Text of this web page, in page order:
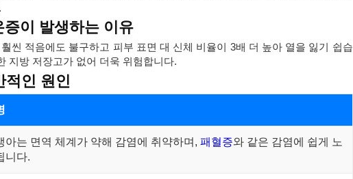
이 발생하는 이유
씬 적음에도 불구하고 피부 표면 대 신체 비율이 3배 더 높아 열을 잃기 쉽습
지방 저장고가 없어 더욱 위험합니다.
적인 원인
아는 면역 체계가 약해 감염에 취약하며, 패혈증와 같은 감염에 쉽게 노
니다.